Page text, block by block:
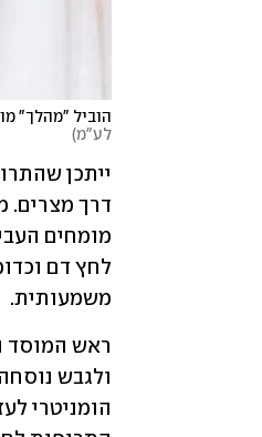
הוביל "מהלך"
לע"מ)
משמעותית.